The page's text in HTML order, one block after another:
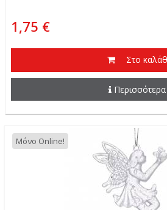
1,75 €
Στο
Περισσότερα
Μόνο Online!